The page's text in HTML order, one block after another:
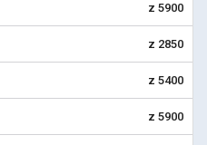
z 5900
z 2850
z 5400
z 5900